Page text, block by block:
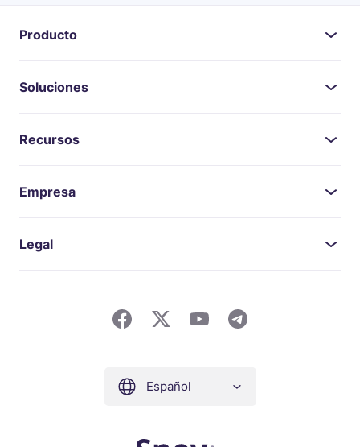
Producto
Soluciones
Recursos
Empresa
Legal
Español